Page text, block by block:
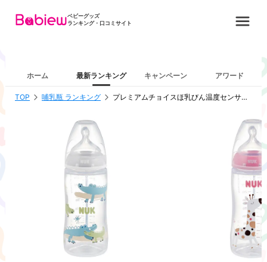
ベビーグッズ
ランキング・口コミサイト
ホーム 最新ランキング キャンペーン アワード
TOP 哺乳瓶 ランキング プレミアムチョイスほ乳びん温度センサー付(プラスチック製)シリーズ